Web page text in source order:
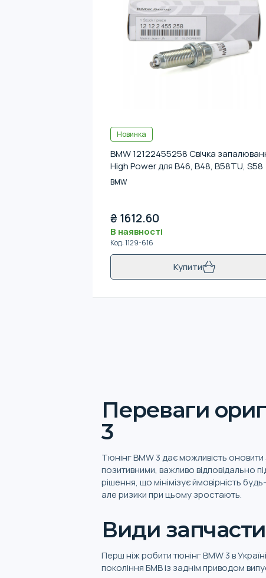
Новинка
BMW 12122455258 Свічка
High Power для B46, B48, B58TU, S58
BMW
₴ 1612.60
В наявності
Код:1129-616
Купити
Переваги
3
Тюнінг BMW 3 дає можливість
позитивними, важливо відповідально
рішення, що мінімізує ймовірність
але ризики при цьому зростають.
Види
Перш ніж робити тюнінг BMW 3 в
покоління БМВ із заднім приводом